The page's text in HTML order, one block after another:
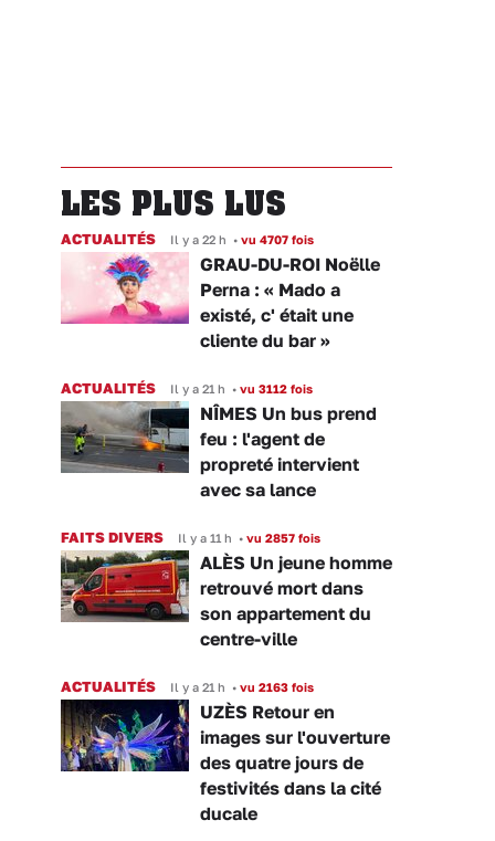
LES PLUS LUS
ACTUALITÉS Il y a 22 h • vu 4707 fois
GRAU-DU-ROI Noëlle
Perna : « Mado a
existé, c' était une
cliente du bar »
ACTUALITÉS Il y a 21 h • vu 3112 fois
NÎMES Un bus prend
feu : l'agent de
propreté intervient
avec sa lance
FAITS DIVERS Il y a 11 h • vu 2857 fois
ALÈS Un jeune homme
retrouvé mort dans
son appartement du
centre-ville
ACTUALITÉS Il y a 21 h • vu 2163 fois
UZÈS Retour en
images sur l'ouverture
des quatre jours de
festivités dans la cité
ducale